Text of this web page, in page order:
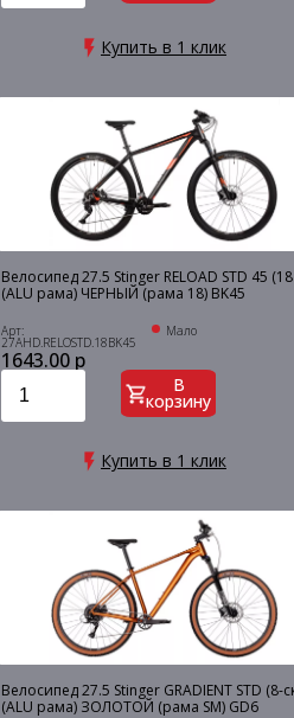
Купить в 1 клик
Велосипед 27.5 Stinger RELOAD STD 45 (18
(ALU рама) ЧЕРНЫЙ (рама 18) BK45
Арт:
27AHD.RELOSTD.18BK45
Мало
1643.00 р
В
корзину
Купить в 1 клик
Велосипед 27.5 Stinger GRADIENT STD (8-
(ALU рама) ЗОЛОТОЙ (рама SM) GD6